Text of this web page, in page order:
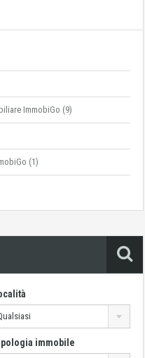
ImmobiGo (9)
(1)
immobile